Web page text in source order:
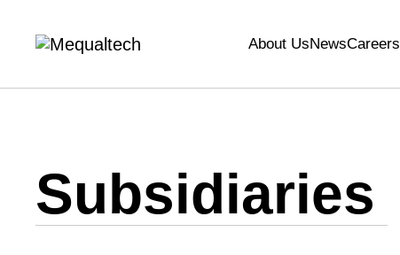
About UsNewsCareers
Subsidiaries